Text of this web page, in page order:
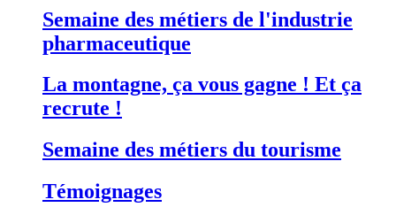
Semaine des métiers de l'industrie
pharmaceutique
La montagne, ça vous gagne ! Et ça
recrute !
Semaine des métiers du tourisme
Témoignages